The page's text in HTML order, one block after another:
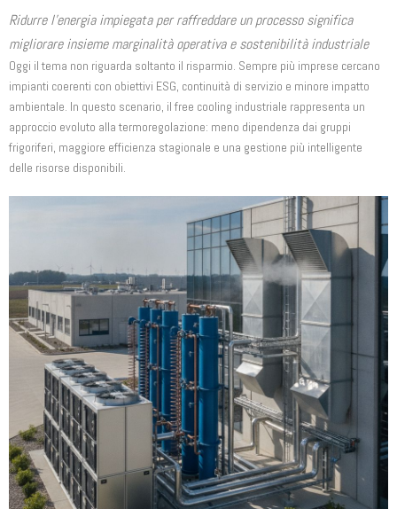
Ridurre l’energia impiegata per raffreddare un processo significa
migliorare insieme marginalità operativa e sostenibilità industriale
Oggi il tema non riguarda soltanto il risparmio. Sempre più imprese cercano
impianti coerenti con obiettivi ESG, continuità di servizio e minore impatto
ambientale. In questo scenario, il free cooling industriale rappresenta un
approccio evoluto alla termoregolazione: meno dipendenza dai gruppi
frigoriferi, maggiore efficienza stagionale e una gestione più intelligente
delle risorse disponibili.